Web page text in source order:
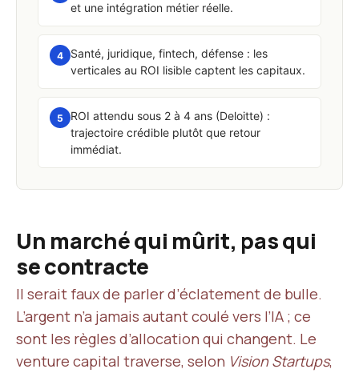
et une intégration métier réelle.
4
Santé, juridique, fintech, défense : les
verticales au ROI lisible captent les capitaux.
5
ROI attendu sous 2 à 4 ans (Deloitte) :
trajectoire crédible plutôt que retour
immédiat.
Un marché qui mûrit, pas qui
se contracte
Il serait faux de parler d’éclatement de bulle.
L’argent n’a jamais autant coulé vers l’IA ; ce
sont les règles d’allocation qui changent. Le
venture capital traverse, selon Vision Startups,